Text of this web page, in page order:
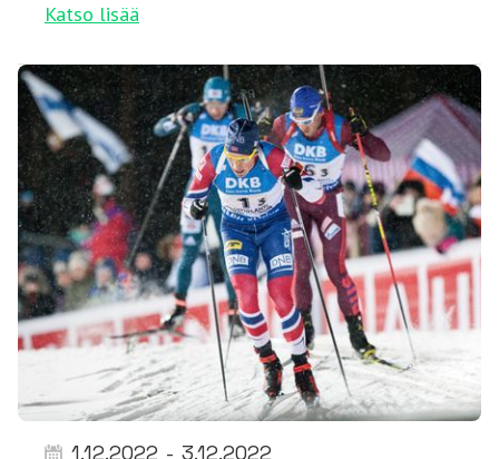
Katso lisää
1.12.2022 - 3.12.2022